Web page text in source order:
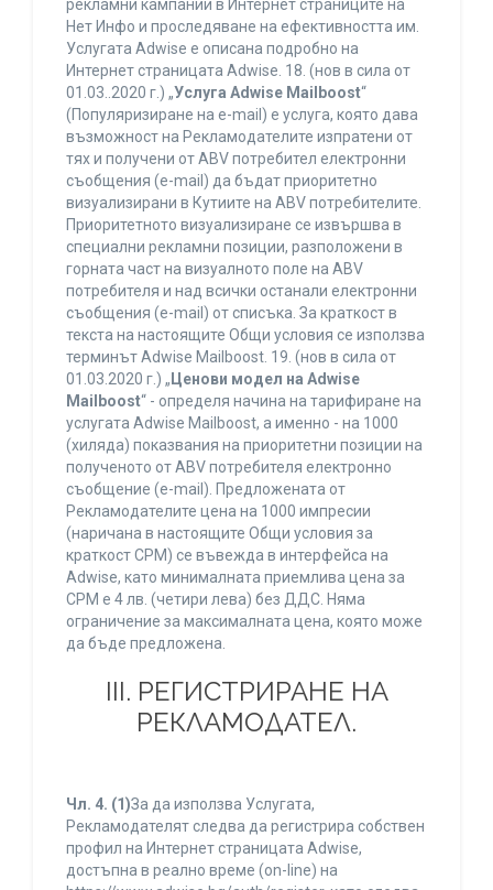
рекламни кампании в Интернет страниците на
Нет Инфо и проследяване на ефективността им.
Услугата Adwise е описана подробно на
Интернет страницата Adwise. 18. (нов в сила от
01.03..2020 г.) „Услуга Adwise Mailboost“
(Популяризиране на e-mail) е услуга, която дава
възможност на Рекламодателите изпратени от
тях и получени от ABV потребител електронни
съобщения (e-mail) да бъдат приоритетно
визуализирани в Кутиите на ABV потребителите.
Приоритетното визуализиране се извършва в
специални рекламни позиции, разположени в
горната част на визуалното поле на ABV
потребителя и над всички останали електронни
съобщения (e-mail) от списъка. За краткост в
текста на настоящите Общи условия се използва
терминът Adwise Mailboost. 19. (нов в сила от
01.03.2020 г.) „ Ценови модел на Adwise
Mailboost“ - определя начина на тарифиране на
услугата Adwise Mailboost, а именно - на 1000
(хиляда) показвания на приоритетни позиции на
полученото от ABV потребителя електронно
съобщение (e-mail). Предложената от
Рекламодателите цена на 1000 импресии
(наричана в настоящите Общи условия за
краткост CPM) се въвежда в интерфейса на
Adwise, като минималната приемлива цена за
CPM е 4 лв. (четири лева) без ДДС. Няма
ограничение за максималната цена, която може
да бъде предложена.
ІІІ. РЕГИСТРИРАНЕ НА
РЕКЛАМОДАТЕЛ.
Чл. 4. (1)За да използва Услугата,
Рекламодателят следва да регистрира собствен
профил на Интернет страницата Adwise,
достъпна в реално време (on-line) на